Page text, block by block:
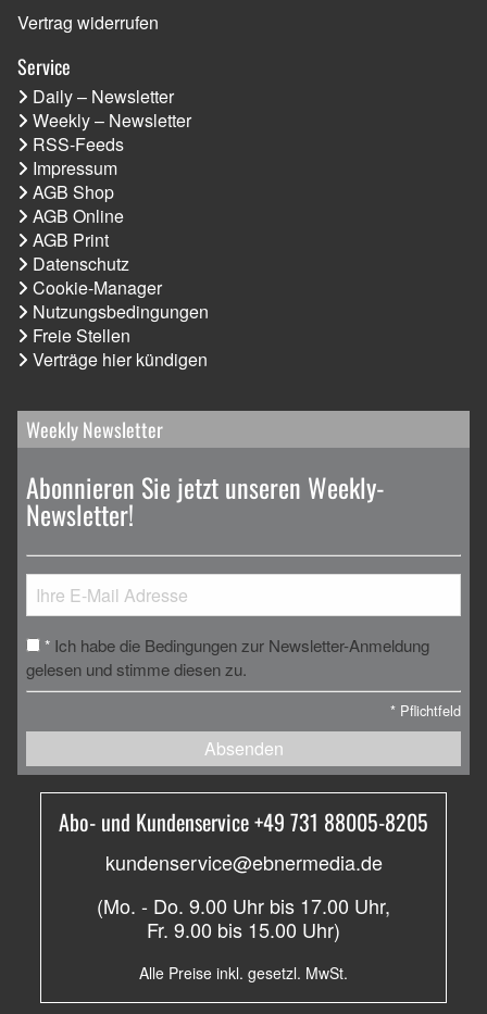
Vertrag widerrufen
Service
Daily – Newsletter
Weekly – Newsletter
RSS-Feeds
Impressum
AGB Shop
AGB Online
AGB Print
Datenschutz
Cookie-Manager
Nutzungsbedingungen
Freie Stellen
Verträge hier kündigen
Weekly Newsletter
Abonnieren Sie jetzt unseren Weekly-
Newsletter!
* Ich habe die Bedingungen zur Newsletter-Anmeldung
gelesen und stimme diesen zu.
* Pflichtfeld
Absenden
Abo- und Kundenservice +49 731 88005-8205
kundenservice@ebnermedia.de
(Mo. - Do. 9.00 Uhr bis 17.00 Uhr,
Fr. 9.00 bis 15.00 Uhr)
Alle Preise inkl. gesetzl. MwSt.